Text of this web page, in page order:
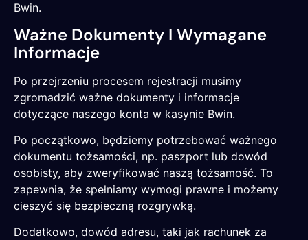
Bwin.
Ważne Dokumenty I Wymagane
Informacje
Po przejrzeniu procesem rejestracji musimy
zgromadzić ważne dokumenty i informacje
dotyczące naszego konta w kasynie Bwin.
Po początkowo, będziemy potrzebować ważnego
dokumentu tożsamości, np. paszport lub dowód
osobisty, aby zweryfikować naszą tożsamość. To
zapewnia, że spełniamy wymogi prawne i możemy
cieszyć się bezpieczną rozgrywką.
Dodatkowo, dowód adresu, taki jak rachunek za